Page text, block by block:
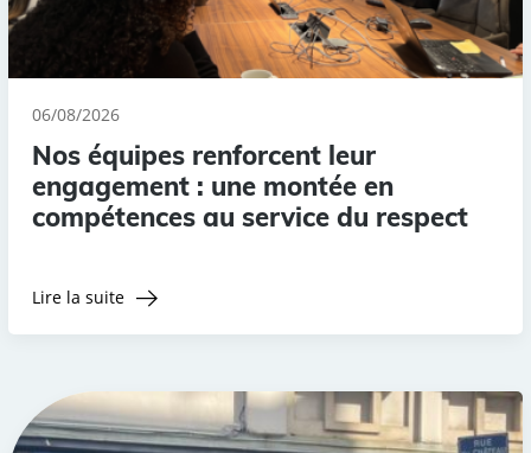
06/08/2026
Nos équipes renforcent leur
engagement : une montée en
compétences au service du respect
Lire la suite